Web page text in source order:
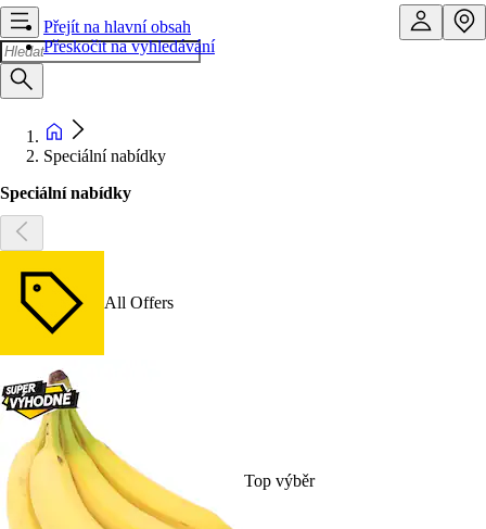
Přejít na hlavní obsah
Přeskočit na vyhledávání
Speciální nabídky
Speciální nabídky
All Offers
Top výběr